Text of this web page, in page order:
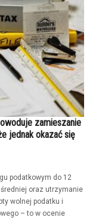
zamieszanie
jednak okazać się
podatkowym do 12
oraz utrzymanie
wolnej podatku i
– to w ocenie